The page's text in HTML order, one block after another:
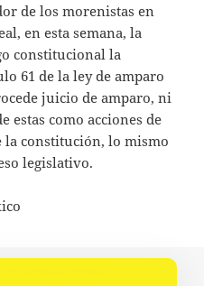
de los morenistas en
en esta semana, la
constitucional la
61 de la ley de amparo
juicio de amparo, ni
estas como acciones de
la constitución, lo mismo
legislativo.